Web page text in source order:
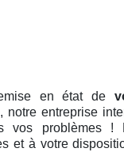
en état de
, notre entreprise
vos problèmes !
et à votre